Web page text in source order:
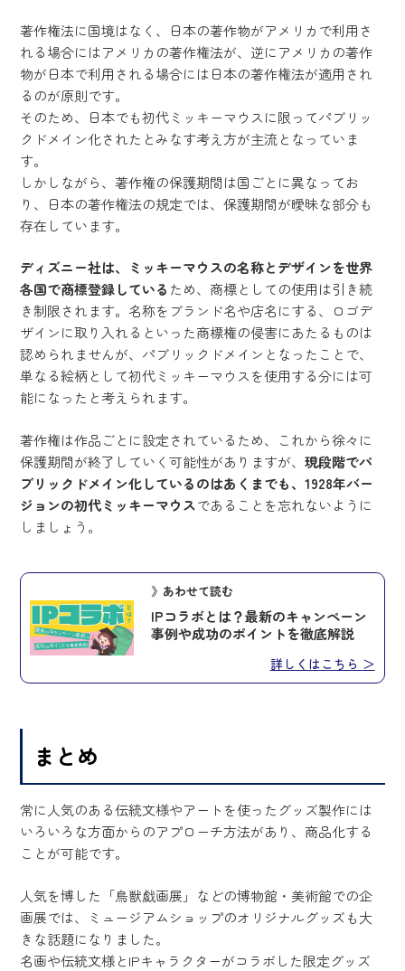
著作権法に国境はなく、日本の著作物がアメリカで利用さ
れる場合にはアメリカの著作権法が、逆にアメリカの著作
物が日本で利用される場合には日本の著作権法が適用され
るのが原則です。
そのため、日本でも初代ミッキーマウスに限ってパブリッ
クドメイン化されたとみなす考え方が主流となっていま
す。
しかしながら、著作権の保護期間は国ごとに異なってお
り、日本の著作権法の規定では、保護期間が曖昧な部分も
存在しています。
ディズニー社は、ミッキーマウスの名称とデザインを世界
各国で商標登録している ため、商標としての使用は引き続
き制限されます。名称をブランド名や店名にする、ロゴデ
ザインに取り入れるといった商標権の侵害にあたるものは
認められませんが、パブリックドメインとなったことで、
単なる絵柄として初代ミッキーマウスを使用する分には可
能になったと考えられます。
著作権は作品ごとに設定されているため、これから徐々に
保護期間が終了していく可能性がありますが、現段階でパ
ブリックドメイン化しているのはあくまでも、1928年バー
ジョンの初代ミッキーマウスであることを忘れないように
しましょう。
》あわせて読む
IPコラボとは？最新のキャンペーン
事例や成功のポイントを徹底解説
詳しくはこちら ＞
まとめ
常に人気のある伝統文様やアートを使ったグッズ製作には
いろいろな方面からのアプローチ方法があり、商品化する
ことが可能です。
人気を博した「鳥獣戯画展」などの博物館・美術館での企
画展では、ミュージアムショップのオリジナルグッズも大
きな話題になりました。
名画や伝統文様とIPキャラクターがコラボした限定グッズ